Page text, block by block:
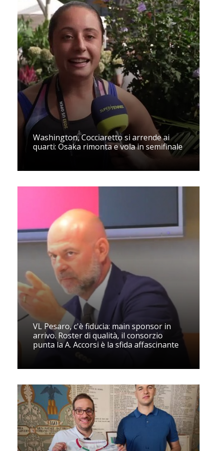
Washington, Cocciaretto si arrende ai
quarti: Osaka rimonta e vola in semifinale
VL Pesaro, c'è fiducia: main sponsor in
arrivo. Roster di qualità, il consorzio
punta la A. Accorsi è la sfida affascinante